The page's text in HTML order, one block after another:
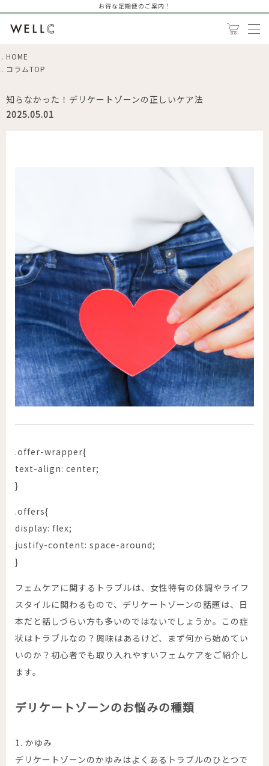
お得な定期便のご案内！
HOME
コラムTOP
知らなかった！デリケートゾーンの正しいケア法
2025.05.01
.offer-wrapper{
text-align: center;
}
.offers{
display: flex;
justify-content: space-around;
}
フェムケアに関するトラブルは、女性特有の体調やライフ
スタイルに関わるもので、デリケートゾーンの話題は、日
本だと話しづらい方も多いのではないでしょうか。この症
状はトラブルなの？興味はあるけど、まず何から始めてい
いのか？初心者でも取り入れやすいフェムケアをご紹介し
ます。
デリケートゾーンのお悩みの種類
1. かゆみ
デリケートゾーンのかゆみはよくあるトラブルのひとつで